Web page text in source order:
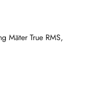
Mäter True RMS,